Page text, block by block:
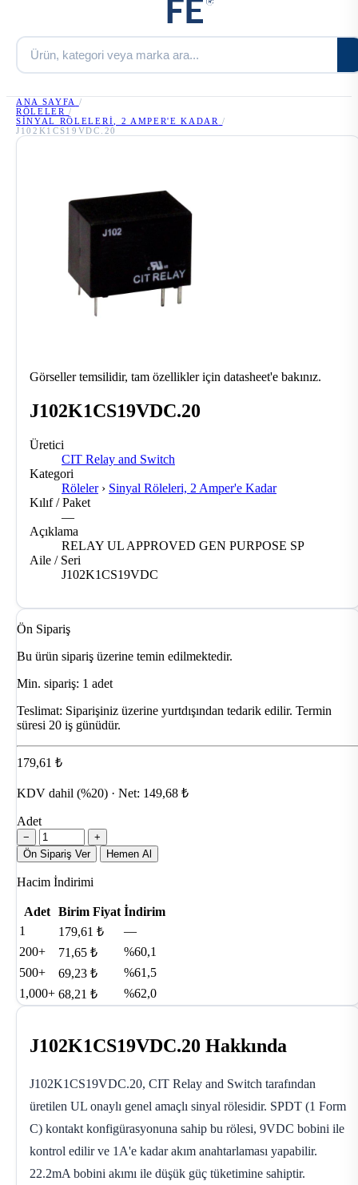
ANA SAYFA /
RÖLELER
/
SINYAL RÖLELERI, 2 AMPER'E KADAR
/
J102K1CS19VDC.20
Görseller temsilidir, tam özellikler için datasheet'e bakınız.
J102K1CS19VDC.20
Üretici
CIT Relay and Switch
Kategori
Röleler › Sinyal Röleleri, 2 Amper'e Kadar
Kılıf / Paket
—
Açıklama
RELAY UL APPROVED GEN PURPOSE SP
Aile / Seri
J102K1CS19VDC
Ön Sipariş
Bu ürün sipariş üzerine temin edilmektedir.
Min. sipariş: 1 adet
Teslimat: Siparişiniz üzerine yurtdışından tedarik edilir. Termin
süresi 20 iş günüdür.
179,61 ₺
KDV dahil (%20) · Net: 149,68 ₺
Adet
−
+
Ön Sipariş Ver
Hemen Al
Hacim İndirimi
Adet Birim Fiyat İndirim
1
179,61 ₺
—
200+
71,65 ₺
%60,1
500+
69,23 ₺
%61,5
1,000+ 68,21 ₺ %62,0
J102K1CS19VDC.20 Hakkında
J102K1CS19VDC.20, CIT Relay and Switch tarafından
üretilen UL onaylı genel amaçlı sinyal rölesidir. SPDT (1 Form
C) kontakt konfigürasyonuna sahip bu rölesi, 9VDC bobini ile
kontrol edilir ve 1A'e kadar akım anahtarlaması yapabilir.
22.2mA bobini akımı ile düşük güç tüketimine sahiptir.